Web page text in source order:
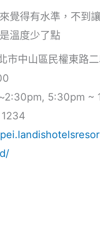
覺得有水準，不到
溫度少了點
市中山區民權東路
5:30pm ~